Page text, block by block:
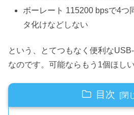
ボーレート 115200 bpsで4つ
タ化けなどしない
という、とてつもなく便利な
なのです。可能ならもう1個ほしい
目次